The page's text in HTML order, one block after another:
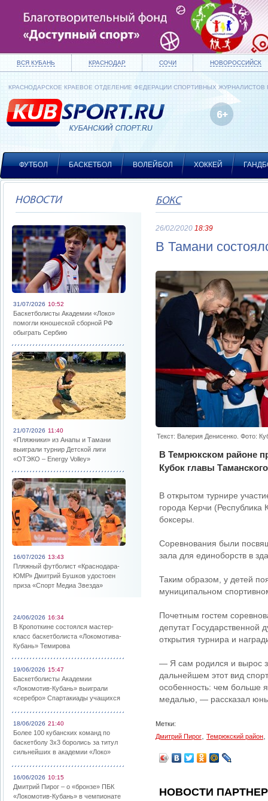
ВСЯ КУБАНЬ КРАСНОДАР СОЧИ НОВОРОССИЙСК
КРАСНОДАРСКОЕ КРАЕВОЕ ОТДЕЛЕНИЕ ФЕДЕРАЦИИ СПОРТИВНЫХ ЖУРНАЛИСТОВ
ФУТБОЛ БАСКЕТБОЛ ВОЛЕЙБОЛ ХОККЕЙ
НОВОСТИ
31/07/2026 10:52
Баскетболисты Академии «Локо»
помогли юношеской сборной РФ
обыграть Сербию
21/07/2026 11:40
«Пляжники» из Анапы и Тамани
выиграли турнир Детской лиги
«ОТЭКО – Energy Volley»
16/07/2026 13:43
Пляжный футболист «Краснодара-
ЮМР» Дмитрий Бушков удостоен
приза «Спорт Медиа Звезда»
24/06/2026 16:34
В Кропоткине состоялся мастер-
класс баскетболиста «Локомотива-
Кубань» Темирова
19/06/2026 15:47
Баскетболисты Академии
«Локомотив-Кубань» выиграли
«серебро» Спартакиады учащихся
18/06/2026 21:40
Более 100 кубанских команд по
баскетболу 3х3 боролись за титул
сильнейших в академии «Локо»
16/06/2026 10:15
Дмитрий Пирог – о «бронзе» ПБК
«Локомотив-Кубань» в чемпионате
БОКС
26/02/2020 18:39
В Тамани
Текст: Валерия Денисенко. Фото:
В Темрюкском районе
Кубок главы
В открытом турнире
города Керчи
боксеры.
Соревнования были
зала для единоборств в
Таким образом, у детей
муниципальном
Почетным гостем
депутат
открытия турнира и
— Я сам родился и вырос
дальнейшем этот вид
особенность: чем больше
медалью, — рассказал
Метки:
Дмитрий Пирог
Темрюкский район
НОВОСТИ